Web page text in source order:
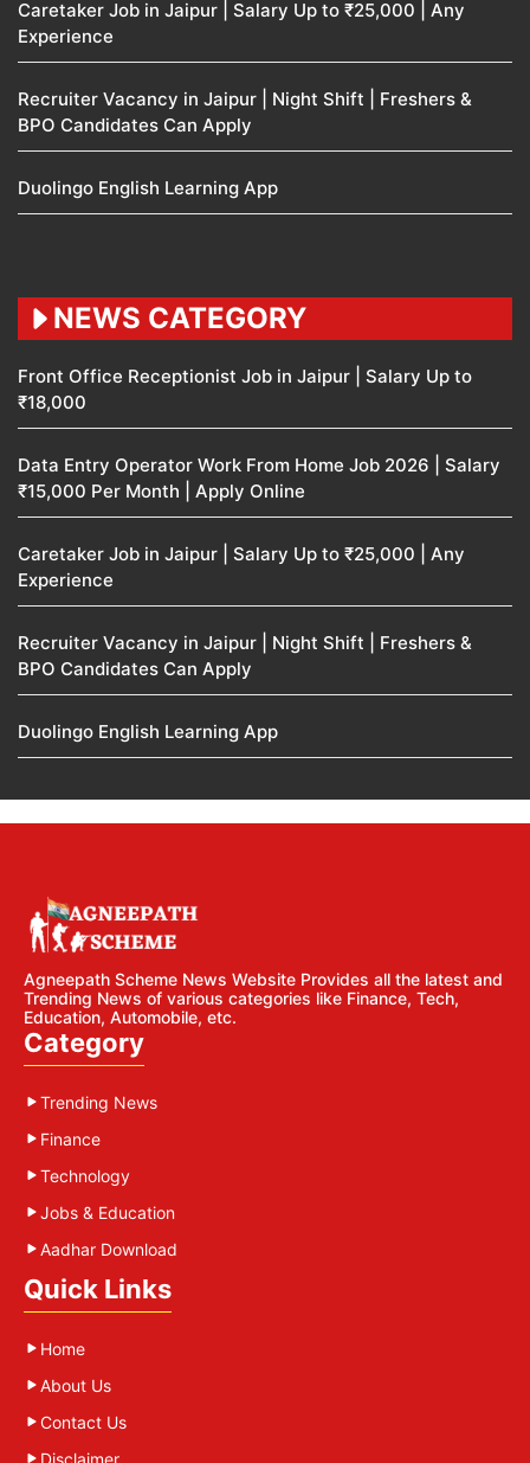
Caretaker Job in Jaipur | Salary Up to ₹25,000 | Any
Experience
Recruiter Vacancy in Jaipur | Night Shift | Freshers &
BPO Candidates Can Apply
Duolingo English Learning App
NEWS CATEGORY
Front Office Receptionist Job in Jaipur | Salary Up to
₹18,000
Data Entry Operator Work From Home Job 2026 | Salary
₹15,000 Per Month | Apply Online
Caretaker Job in Jaipur | Salary Up to ₹25,000 | Any
Experience
Recruiter Vacancy in Jaipur | Night Shift | Freshers &
BPO Candidates Can Apply
Duolingo English Learning App
Agneepath Scheme News Website Provides all the latest and
Trending News of various categories like Finance, Tech,
Education, Automobile, etc.
Category
Trending News
Finance
Technology
Jobs & Education
Aadhar Download
Quick Links
Home
About Us
Contact Us
Disclaimer